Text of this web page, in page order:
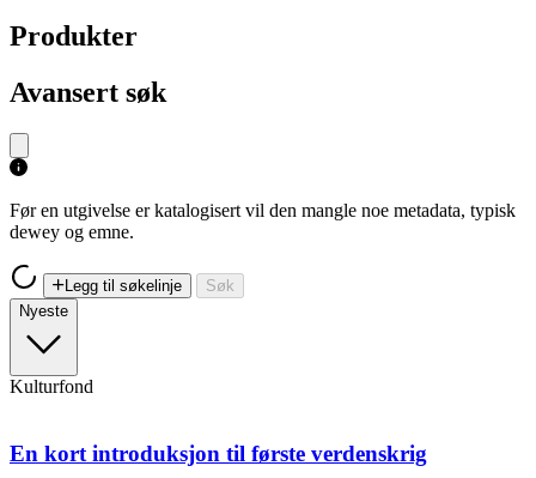
Produkter
Avansert søk
Før en utgivelse er katalogisert vil den mangle noe metadata, typisk
dewey og emne.
Legg til søkelinje
Søk
Nyeste
Kulturfond
En kort introduksjon til første verdenskrig